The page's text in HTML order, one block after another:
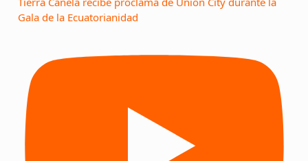
Gala de la Ecuatorianidad